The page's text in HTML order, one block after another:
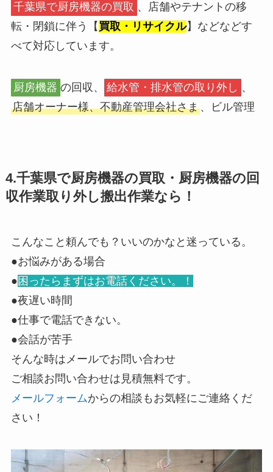
千葉県で厨房機器の買取 、店舗やテナントの移
転・閉鎖に伴う【 買取・リサイクル】などなどす
べて対応しています。
厨房機器 の回収、 給水管・排水管の取り外し 、
店舗オーナー様、不動産管理会社さま、ビル管理
4.千葉県で厨房機器の買取・厨房機器の回
収作業取り外し搬出作業なら！
こんなこと頼んでも？いいのかなと迷っている。
●お悩みがある場合
● 困ったらまずはお電話ください。！
●夜遅い時間
●仕事で電話できない。
●会話が苦手
そんな時はメールでお問い合わせ
ご相談お問い合わせは見積無料です。
メールフォームからの相談もお気軽にご連絡くだ
さい！